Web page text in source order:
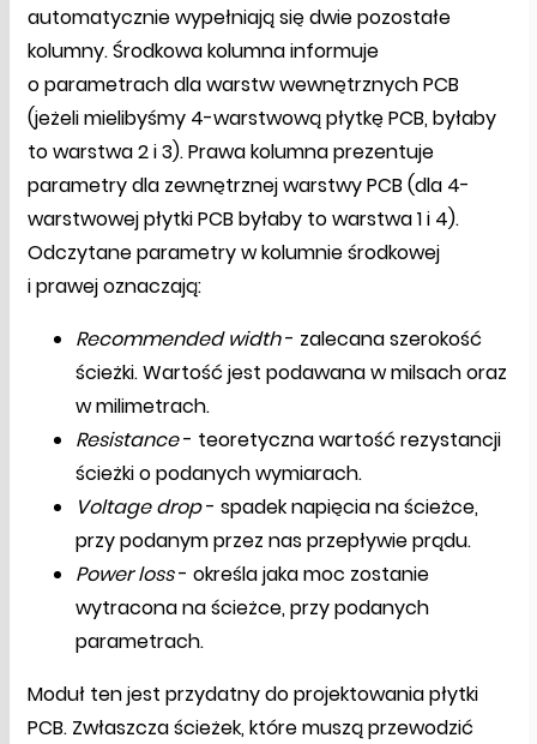
automatycznie wypełniają się dwie pozostałe
kolumny. Środkowa kolumna informuje
o parametrach dla warstw wewnętrznych PCB
(jeżeli mielibyśmy 4-warstwową płytkę PCB, byłaby
to warstwa 2 i 3). Prawa kolumna prezentuje
parametry dla zewnętrznej warstwy PCB (dla 4-
warstwowej płytki PCB byłaby to warstwa 1 i 4).
Odczytane parametry w kolumnie środkowej
i prawej oznaczają:
Recommended width- zalecana szerokość
ścieżki. Wartość jest podawana w milsach oraz
w milimetrach.
Resistance- teoretyczna wartość rezystancji
ścieżki o podanych wymiarach.
Voltage drop- spadek napięcia na ścieżce,
przy podanym przez nas przepływie prądu.
Power loss- określa jaka moc zostanie
wytracona na ścieżce, przy podanych
parametrach.
Moduł ten jest przydatny do projektowania płytki
PCB. Zwłaszcza ścieżek, które muszą przewodzić